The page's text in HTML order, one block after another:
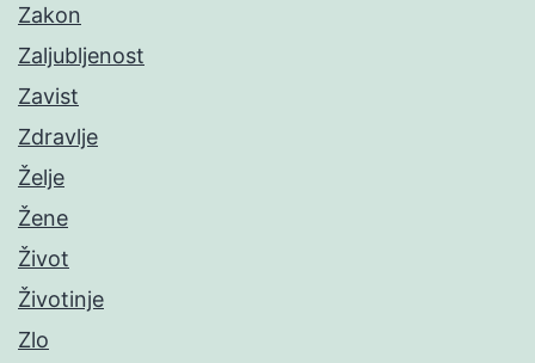
Zakon
Zaljubljenost
Zavist
Zdravlje
Želje
Žene
Život
Životinje
Zlo